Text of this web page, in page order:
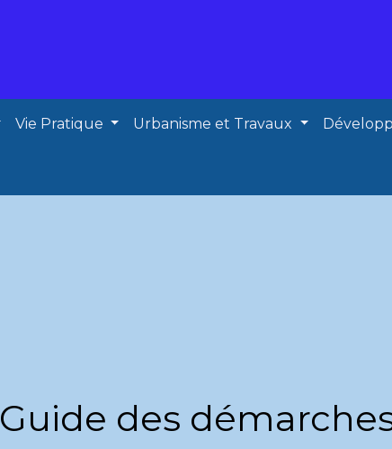
Vie Pratique Urbanisme et Travaux
Guide des